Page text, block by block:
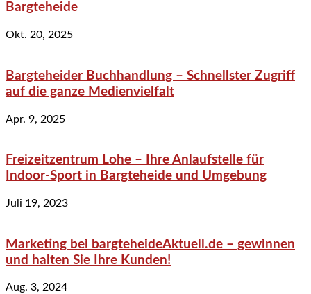
Bargteheide
Okt. 20, 2025
Bargteheider Buchhandlung – Schnellster Zugriff
auf die ganze Medienvielfalt
Apr. 9, 2025
Freizeitzentrum Lohe – Ihre Anlaufstelle für
Indoor-Sport in Bargteheide und Umgebung
Juli 19, 2023
Marketing bei bargteheideAktuell.de – gewinnen
und halten Sie Ihre Kunden!
Aug. 3, 2024